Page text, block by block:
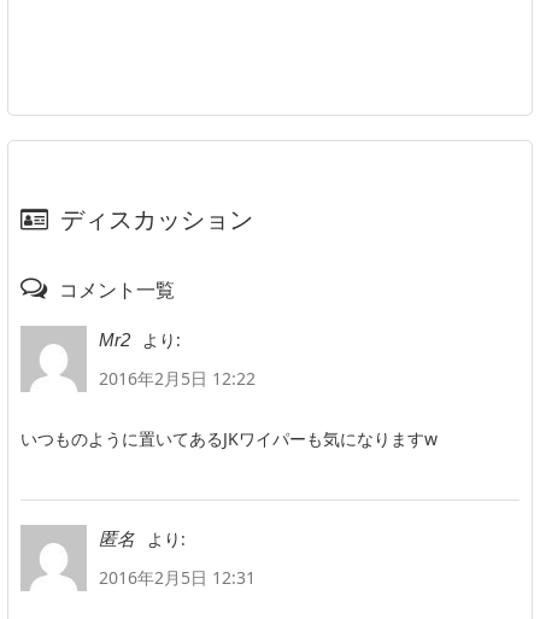
ディスカッション
コメント一覧
Mr2
より:
2016年2月5日 12:22
いつものように置いてあるJKワイパーも気になりますw
匿名
より:
2016年2月5日 12:31